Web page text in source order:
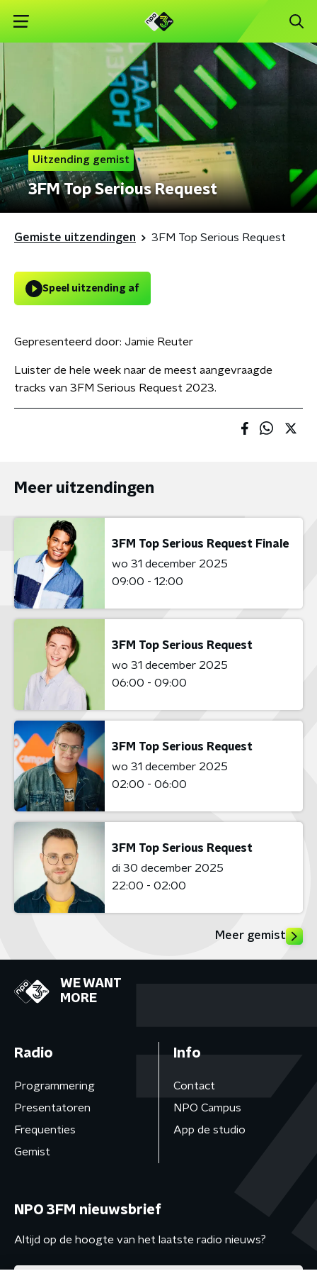
Uitzending gemist
3FM Top Serious Request
Gemiste uitzendingen 3FM Top Serious Request
Speel uitzending af
Gepresenteerd door: Jamie Reuter
Luister de hele week naar de meest aangevraagde
tracks van 3FM Serious Request 2023.
Meer uitzendingen
3FM Top Serious Request Finale
wo 31 december 2025
09:00 - 12:00
3FM Top Serious Request
wo 31 december 2025
06:00 - 09:00
3FM Top Serious Request
wo 31 december 2025
02:00 - 06:00
3FM Top Serious Request
di 30 december 2025
22:00 - 02:00
Meer gemist
WE WANT
MORE
Radio
Programmering
Presentatoren
Frequenties
Gemist
Info
Contact
NPO Campus
App de studio
NPO 3FM nieuwsbrief
Altijd op de hoogte van het laatste radio nieuws?